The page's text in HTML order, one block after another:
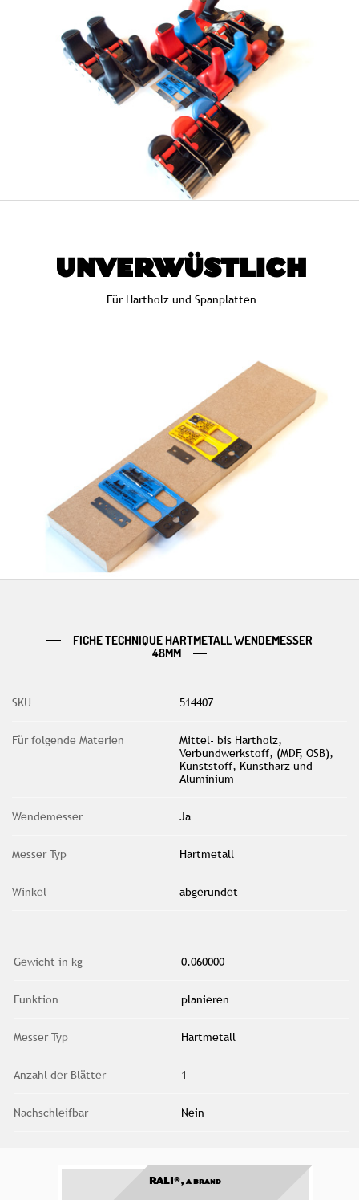
UNVERWÜSTLICH
Für Hartholz und Spanplatten
FICHE TECHNIQUE HARTMETALL WENDEMESSER
48MM
SKU 514407
Für folgende Materien
Mittel- bis Hartholz,
Verbundwerkstoff, (MDF, OSB),
Kunststoff, Kunstharz und
Aluminium
Wendemesser Ja
Messer Typ Hartmetall
Winkel abgerundet
Gewicht in kg 0.060000
Funktion planieren
Messer Typ Hartmetall
Anzahl der Blätter 1
Nachschleifbar Nein
RALI®,A BRAND